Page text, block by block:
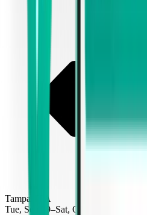
Tampa TPA
Tue, Sep 29–Sat, Oct 3